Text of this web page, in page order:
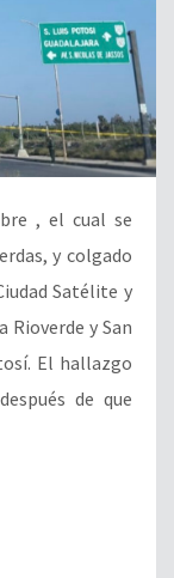
, el cual se
y colgado
Satélite y
Rioverde y San
El hallazgo
de que